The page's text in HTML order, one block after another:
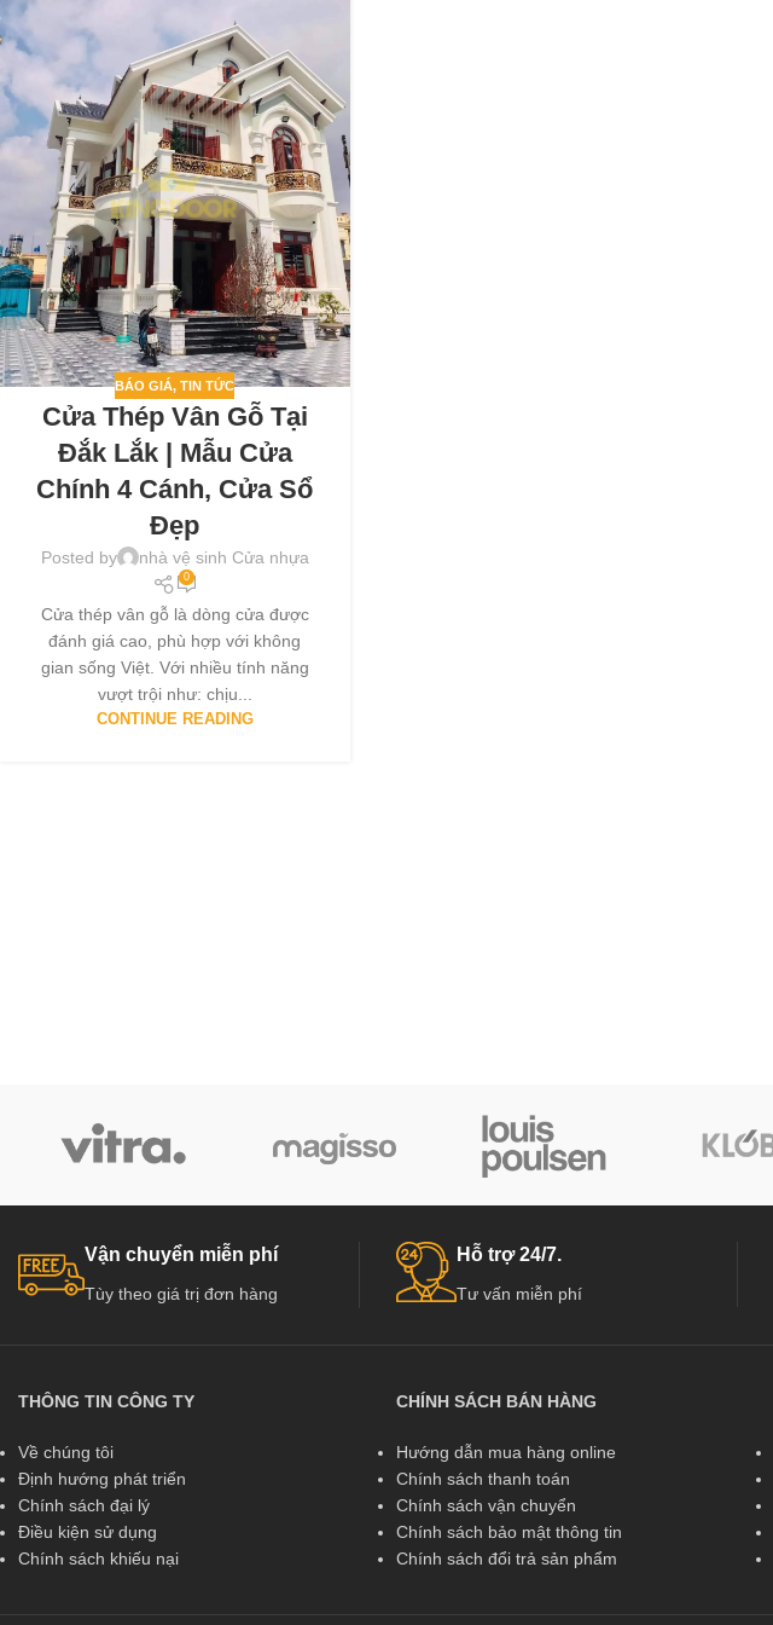
BÁO GIÁ,TIN TỨC
Cửa Thép Vân Gỗ Tại
Đắk Lắk | Mẫu Cửa
Chính 4 Cánh, Cửa Sổ
Đẹp
Posted by nhà vệ sinh Cửa nhựa
0
Cửa thép vân gỗ là dòng cửa được
đánh giá cao, phù hợp với không
gian sống Việt. Với nhiều tính năng
vượt trội như: chịu...
CONTINUE READING
Vận chuyển miễn phí
Tùy theo giá trị đơn hàng
Hỗ trợ 24/7.
Tư vấn miễn phí
THÔNG TIN CÔNG TY
Về chúng tôi
Định hướng phát triển
Chính sách đại lý
Điều kiện sử dụng
Chính sách khiếu nại
CHÍNH SÁCH BÁN HÀNG
Hướng dẫn mua hàng online
Chính sách thanh toán
Chính sách vận chuyển
Chính sách bảo mật thông tin
Chính sách đổi trả sản phẩm